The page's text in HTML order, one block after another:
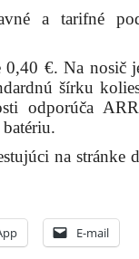
a tarifné
0,40 €. Na nosič
šírku
odporúča
na stránke
E-mail